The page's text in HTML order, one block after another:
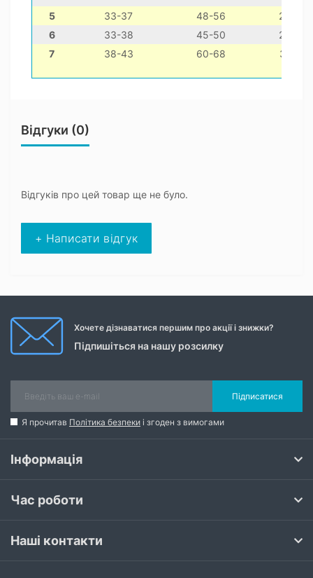
5 33-37 48-56
24-34
6
33-38 45-50
24-34
7
38-43 60-68 32-42
Відгуки (0)
Відгуків про цей товар ще не було.
+ Написати відгук
Хочете дізнаватися першим про акції і знижки?
Підпишіться на нашу розсилку
Підписатися
Я прочитав Політика безпеки і згоден з вимогами
Інформація
Час роботи
Наші контакти